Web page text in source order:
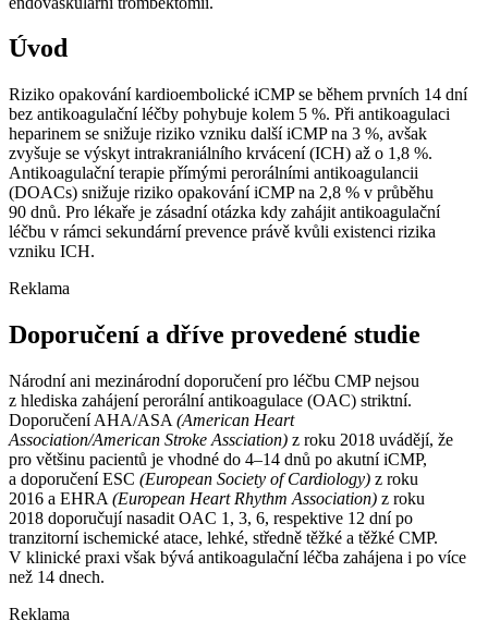
Úvod
Riziko opakování kardioembolické iCMP se během prvních 14 dní
bez antikoagulační léčby pohybuje kolem 5 %. Při antikoagulaci
heparinem se snižuje riziko vzniku další iCMP na 3 %, avšak
zvyšuje se výskyt intrakraniálního krvácení (ICH) až o 1,8 %.
Antikoagulační terapie přímými perorálními antikoagulancii
(DOACs) snižuje riziko opakování iCMP na 2,8 % v průběhu
90 dnů. Pro lékaře je zásadní otázka kdy zahájit antikoagulační
léčbu v rámci sekundární prevence právě kvůli existenci rizika
vzniku ICH.
Reklama
Doporučení a dříve provedené studie
Národní ani mezinárodní doporučení pro léčbu CMP nejsou
z hlediska zahájení perorální antikoagulace (OAC) striktní.
Doporučení AHA/ASA (American Heart
Association/American Stroke Assciation) z roku 2018 uvádějí, že
pro většinu pacientů je vhodné do 4–14 dnů po akutní iCMP,
a doporučení ESC (European Society of Cardiology) z roku
2016 a EHRA (European Heart Rhythm Association) z roku
2018 doporučují nasadit OAC 1, 3, 6, respektive 12 dní po
tranzitorní ischemické atace, lehké, středně těžké a těžké CMP.
V klinické praxi však bývá antikoagulační léčba zahájena i po více
než 14 dnech.
Reklama